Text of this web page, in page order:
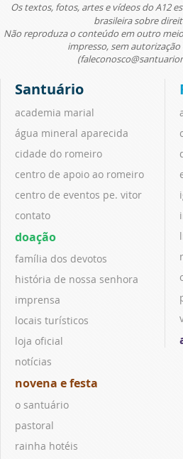
Os textos, fotos, artes e vídeos do A12
brasileira sobre
Não reproduza o conteúdo em outro
impresso, sem autorização
Santuário
academia marial
água mineral aparecida
cidade do romeiro
centro de apoio ao romeiro
centro de eventos pe. vitor
contato
doação
família dos devotos
história de nossa senhora
imprensa
locais turísticos
loja oficial
notícias
novena e festa
o santuário
pastoral
rainha hotéis